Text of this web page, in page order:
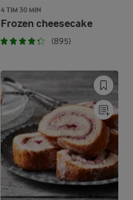
4 TIM 30 MIN
Frozen cheesecake
(895)